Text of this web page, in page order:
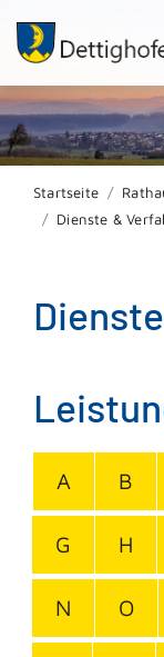
Startseite
Dienste &
A B
G H
N O